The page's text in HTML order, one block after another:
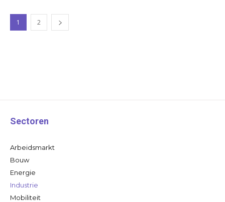
1 2
Sectoren
Arbeidsmarkt
Bouw
Energie
Industrie
Mobiliteit